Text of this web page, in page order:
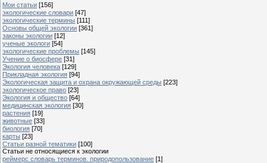
Мои статьи [156]
экологические словари [47]
экологические термины [111]
Основы общей экологии [361]
законы экологии [12]
ученые экологи [54]
экологические проблемы [145]
Учение о биосфере [31]
Экология человека [129]
Прикладная экология [94]
Экологическая защита и охрана окружающей среды [223]
экологическое право [23]
Экология и общество [64]
медицинская экология [30]
растения [19]
животные [33]
биология [70]
карты [23]
Статьи разной тематики [100]
Статьи не относящиеся к экологии
реймерс словарь терминов. природопользование [1]